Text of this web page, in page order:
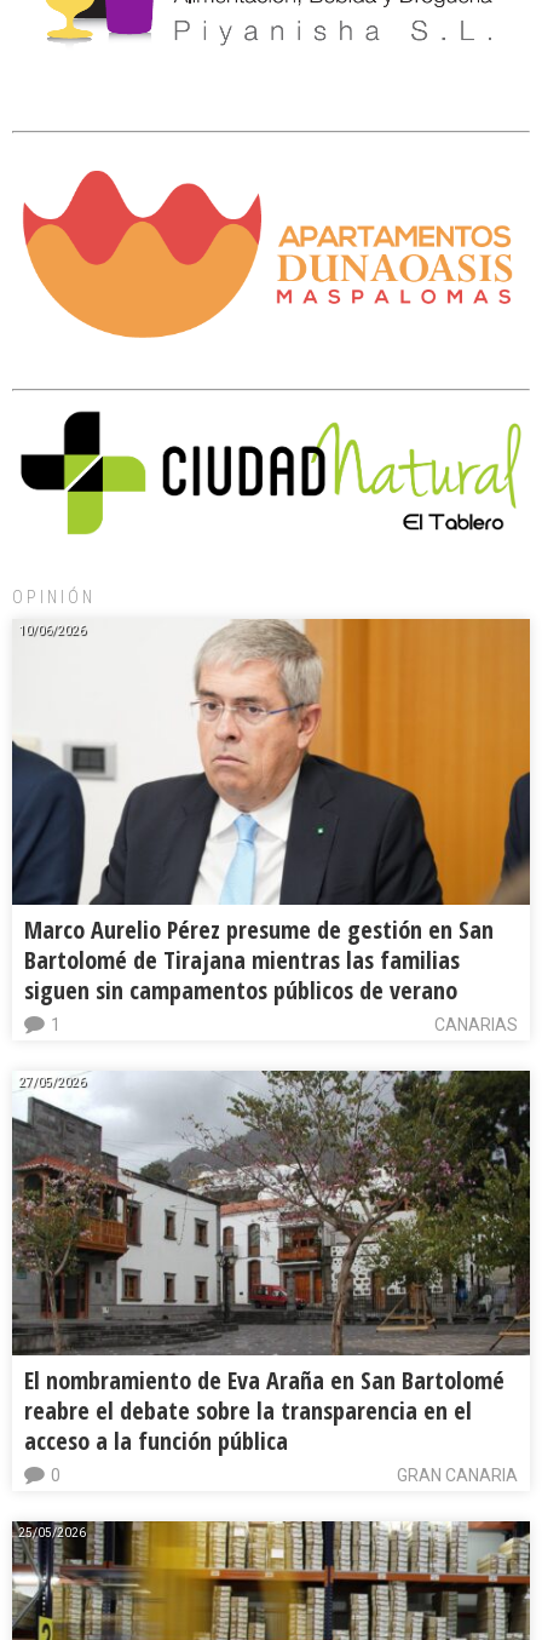
OPINIÓN
10/06/2026
Marco Aurelio Pérez presume de gestión en San
Bartolomé de Tirajana mientras las familias
siguen sin campamentos públicos de verano
CANARIAS
1
27/05/2026
El nombramiento de Eva Araña en San Bartolomé
reabre el debate sobre la transparencia en el
acceso a la función pública
GRAN CANARIA
0
25/05/2026